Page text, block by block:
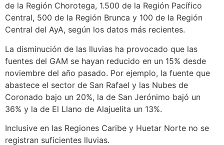
de la Región Chorotega, 1.500 de la Región Pacífico
Central, 500 de la Región Brunca y 100 de la Región
Central del AyA, según los datos más recientes.
La disminución de las lluvias ha provocado que las
fuentes del GAM se hayan reducido en un 15% desde
noviembre del año pasado. Por ejemplo, la fuente que
abastece el sector de San Rafael y las Nubes de
Coronado bajo un 20%, la de San Jerónimo bajó un
36% y la de El Llano de Alajuelita un 13%.
Inclusive en las Regiones Caribe y Huetar Norte no se
registran suficientes lluvias.